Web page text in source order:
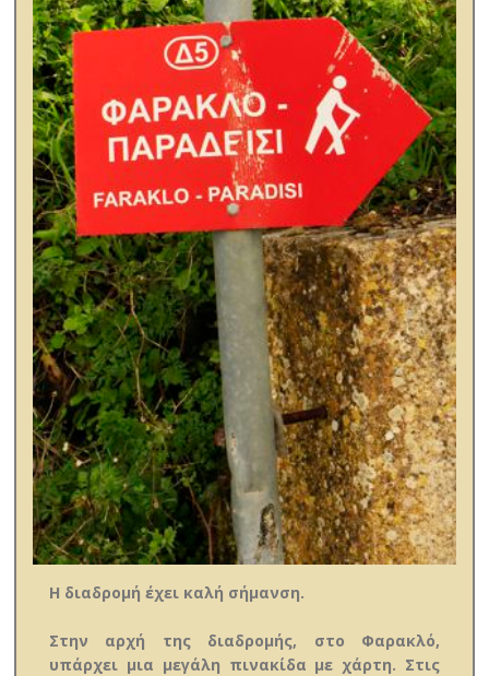
Η διαδρομή έχει καλή σήμανση.
Στην αρχή της διαδρομής, στο Φαρακλό,
υπάρχει μια μεγάλη πινακίδα με χάρτη. Στις